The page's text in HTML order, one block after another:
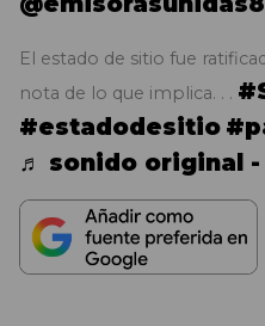
El estado de sitio fue
nota de lo que implica. . .
#estadodesitio
♬ sonido original -